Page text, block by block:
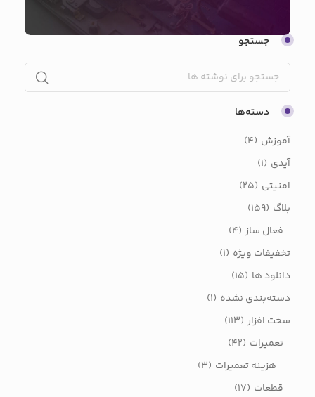
جستجو
دسته‌ها
آموزش (4)
آیدی (1)
امنیتی (25)
بلاگ (159)
فعال ساز (4)
تخفیفات ویژه (1)
دانلود ها (15)
دسته‌بندی نشده (1)
سخت افزار (113)
تعمیرات (42)
هزینه تعمیرات (3)
قطعات (17)